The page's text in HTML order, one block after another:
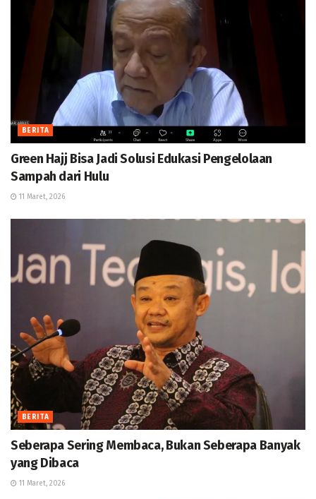
BERITA
Green Hajj Bisa Jadi Solusi Edukasi Pengelolaan
Sampah dari Hulu
11 Maret, 2026
BERITA
Seberapa Sering Membaca, Bukan Seberapa Banyak
yang Dibaca
11 Maret, 2026